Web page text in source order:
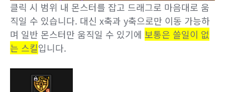
클릭 시 범위 내 몬스터를 잡고 드래그로 마음대로 움
직일 수 있습니다. 대신 x축과 y축으로만 이동 가능하
며 일반 몬스터만 움직일 수 있기에 보통은 쓸일이 없
는 스킬입니다.